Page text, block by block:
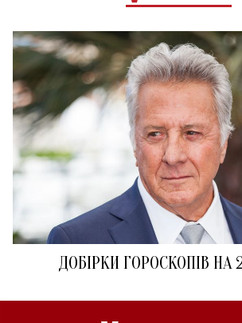
ДОБІРКИ ГОРОСКОПІВ НА